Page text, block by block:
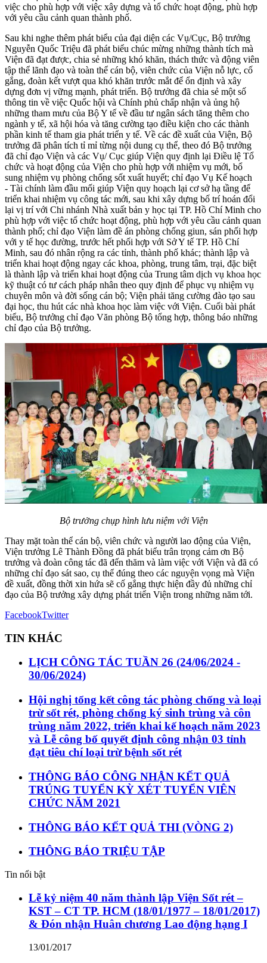
việc cho phù hợp với việc xây dựng và tổ chức hoạt động, phù hợp
với yêu cầu cảnh quan thành phố.
Sau khi nghe thêm phát biểu của đại diện các Vụ/Cục, Bộ trưởng
Nguyễn Quốc Triệu đã phát biểu chúc mừng những thành tích mà
Viện đã đạt được, chia sẻ những khó khăn, thách thức và động viên
tập thể lãnh đạo và toàn thể cán bộ, viên chức của Viện nỗ lực, cố
gắng, đoàn kết vượt qua khó khăn trước mắt để ổn định và xây
dựng đơn vị vững mạnh, phát triển. Bộ trưởng đã chia sẻ một số
thông tin về việc Quốc hội và Chính phủ chấp nhận và ủng hộ
những tham mưu của Bộ Y tế về đầu tư ngân sách tăng thêm cho
ngành y tế, xã hội hóa và tăng cường tạo điều kiện cho các thành
phần kinh tế tham gia phát triển y tế. Về các đề xuất của Viện, Bộ
trưởng đã phân tích tỉ mỉ từng nội dung cụ thể, theo đó Bộ trưởng
đã chỉ đạo Viện và các Vụ/ Cục giúp Viện quy định lại Điều lệ Tổ
chức và hoạt động của Viện cho phù hợp với nhiệm vụ mới, bổ
sung nhiệm vụ phòng chống sốt xuất huyết; chỉ đạo Vụ Kế hoạch
- Tài chính làm đầu mối giúp Viện quy hoạch lại cơ sở hạ tầng để
triển khai nhiệm vụ công tác mới, sau khi xây dựng bố trí hoán đổi
lại vị trí với Chi nhánh Nhà xuất bản y học tại TP. Hồ Chí Minh cho
phù hợp với việc tổ chức hoạt động, phù hợp với yêu cầu cảnh quan
thành phố; chỉ đạo Viện làm đề án phòng chống giun, sán phối hợp
với y tế học đường, trước hết phối hợp với Sở Y tế TP. Hồ Chí
Minh, sau đó nhân rộng ra các tỉnh, thành phố khác; thành lập và
triển khai hoạt động ngay các khoa, phòng, trung tâm, trại, đặc biệt
là thành lập và triển khai hoạt động của Trung tâm dịch vụ khoa học
kỹ thuật có tư cách pháp nhân theo quy định để phục vụ nhiệm vụ
chuyên môn và đời sống cán bộ; Viện phải tăng cường đào tạo sau
đại học, thu hút các nhà khoa học làm việc với Viện. Cuối bài phát
biểu, Bộ trưởng chỉ đạo Văn phòng Bộ tổng hợp, thông báo những
chỉ đạo của Bộ trưởng.
Bộ trưởng chụp hình lưu niệm với Viện
Thay mặt toàn thể cán bộ, viên chức và người lao động của Viện,
Viện trưởng Lê Thành Đồng đã phát biểu trân trọng cảm ơn Bộ
trưởng và đoàn công tác đã đến thăm và làm việc với Viện và đã có
những chỉ đạo sát sao, cụ thể đúng theo các nguyện vọng mà Viện
đề xuất, đồng thời xin hứa sẽ cố gắng thực hiện đầy đủ những chỉ
đạo của Bộ trưởng xây dựng phát triển Viện trong những năm tới.
FacebookTwitter
TIN KHÁC
LỊCH CÔNG TÁC TUẦN 26 (24/06/2024 -
30/06/2024)
Hội nghị tổng kết công tác phòng chống và loại
trừ sốt rét, phòng chống ký sinh trùng và côn
trùng năm 2022, triển khai kế hoạch năm 2023
và Lễ công bố quyết định công nhận 03 tỉnh
đạt tiêu chí loại trừ bệnh sốt rét
THÔNG BÁO CÔNG NHẬN KẾT QUẢ
TRÚNG TUYỂN KỲ XÉT TUYỂN VIÊN
CHỨC NĂM 2021
THÔNG BÁO KẾT QUẢ THI (VÒNG 2)
THÔNG BÁO TRIỆU TẬP
Tin nổi bật
Lễ kỷ niệm 40 năm thành lập Viện Sốt rét –
KST – CT TP. HCM (18/01/1977 – 18/01/2017)
& Đón nhận Huân chương Lao động hạng I
13/01/2017